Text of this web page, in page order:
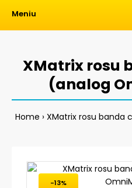
Meniu
XMatrix rosu
(analog
Home XMatrix rosu banda
-13%